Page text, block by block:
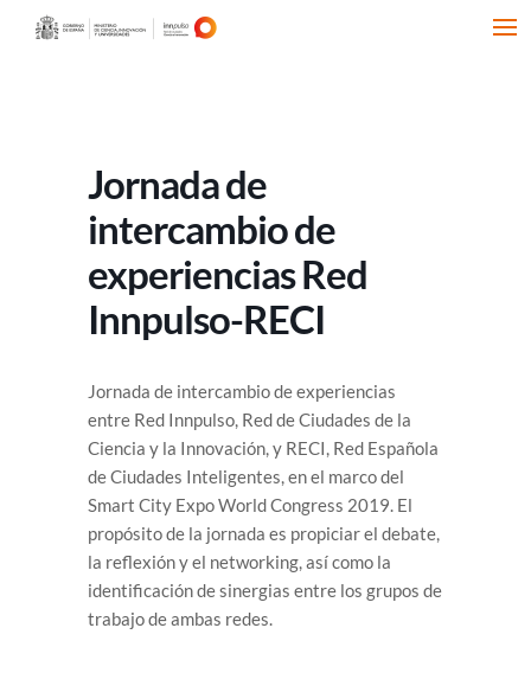
Jornada de
intercambio de
experiencias Red
Innpulso-RECI
Jornada de intercambio de experiencias
entre Red Innpulso, Red de Ciudades de la
Ciencia y la Innovación, y RECI, Red Española
de Ciudades Inteligentes, en el marco del
Smart City Expo World Congress 2019. El
propósito de la jornada es propiciar el debate,
la reflexión y el networking, así como la
identificación de sinergias entre los grupos de
trabajo de ambas redes.